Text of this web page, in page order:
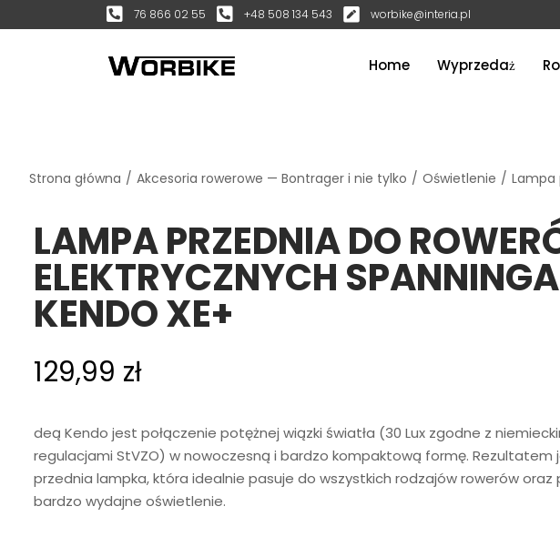
76 866 02 55 +48 508 134 543 worbike@interia.pl
Home Wyprzedaż
Strona główna / Akcesoria rowerowe — Bontrager i nie tylko / Oświetlenie / Lampa
LAMPA PRZEDNIA DO
ELEKTRYCZNYCH SPANNINGA
KENDO XE+
129,99 zł
deą Kendo jest połączenie potężnej wiązki światła (30 Lux zgodne z
regulacjami StVZO) w nowoczesną i bardzo kompaktową formę. Rezultatem
przednia lampka, która idealnie pasuje do wszystkich rodzajów rowerów oraz
bardzo wydajne oświetlenie.